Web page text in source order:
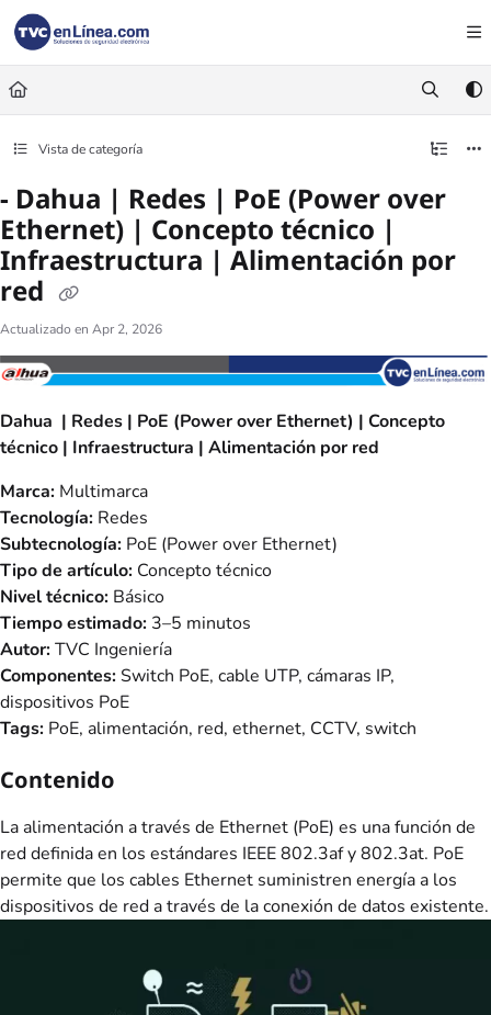
Documentation Index
Fetch the complete documentation index at:
Use this file to discover all available pages before exploring further.
Vista de categoría
- Dahua | Redes | PoE (Power over
Ethernet) | Concepto técnico |
Infraestructura | Alimentación por
red
Actualizado en Apr 2, 2026
Dahua | Redes | PoE (Power over Ethernet) | Concepto
técnico | Infraestructura | Alimentación por red
Marca: Multimarca
Tecnología: Redes
Subtecnología: PoE (Power over Ethernet)
Tipo de artículo: Concepto técnico
Nivel técnico: Básico
Tiempo estimado: 3–5 minutos
Autor:TVC Ingeniería
Componentes:Switch PoE, cable UTP, cámaras IP,
dispositivos PoE
Tags: PoE, alimentación, red, ethernet, CCTV, switch
Contenido
La alimentación a través de Ethernet (PoE) es una función de
red definida en los estándares IEEE 802.3af y 802.3at. PoE
permite que los cables Ethernet suministren energía a los
dispositivos de red a través de la conexión de datos existente.